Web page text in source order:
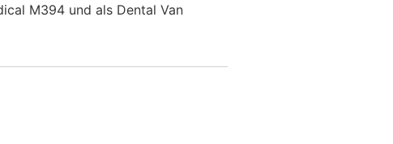
M394 und als Dental Van